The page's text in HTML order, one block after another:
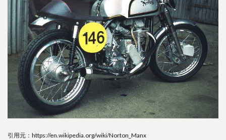
引用元：https://en.wikipedia.org/wiki/Norton_Manx